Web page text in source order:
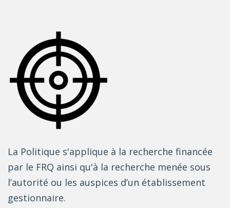
La Politique s'applique à la recherche financée
par le FRQ ainsi qu'à la recherche menée sous
l’autorité ou les auspices d’un établissement
gestionnaire.